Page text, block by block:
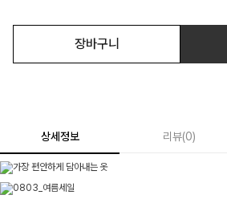
장바구니
상세정보 리뷰(0)